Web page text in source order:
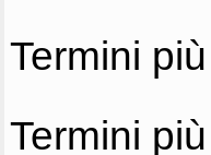
Termini
Termini